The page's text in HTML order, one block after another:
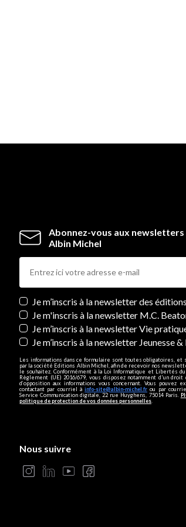
Abonnez-vous aux newsletters
Albin Michel
Newsletters
Je m’inscris à la newsletter des
Je m'inscris à la newsletter M.C.
Je m’inscris à la newsletter Vie
Je m’inscris à la newsletter Jeunesse
Les informations dans ce formulaire sont toutes obligatoires,
par la société Editions Albin Michel, afin de recevoir nos
le souhaitez. Conformément à la Loi Informatique et Libertés
Règlement (UE) 2016/679, vous disposez notamment d'un
d’opposition aux informations vous concernant. Vous pouvez
contactant par courriel àinfo-site@albin-michel.fr ou par
Service Communication digitale, 22 rue Huyghens, 75014 Paris.
politique de protection de vos données personnelles
Nous suivre